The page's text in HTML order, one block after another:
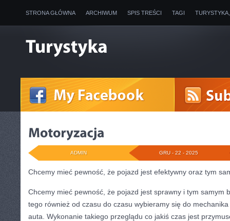
STRONA GŁÓWNA ARCHIWUM SPIS TREŚCI TAGI
GRU - 22 - 2025
ADMIN
Chcemy mieć pewność, że pojazd jest efektywny oraz tym
Chcemy mieć pewność, że pojazd jest sprawny i tym samym
tego również od czasu do czasu wybieramy się do
auta. Wykonanie takiego przeglądu co jakiś czas jest